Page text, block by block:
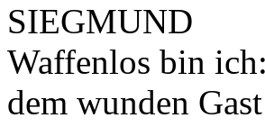
SIEGMUND
Waffenlos bin ich:
dem wunden